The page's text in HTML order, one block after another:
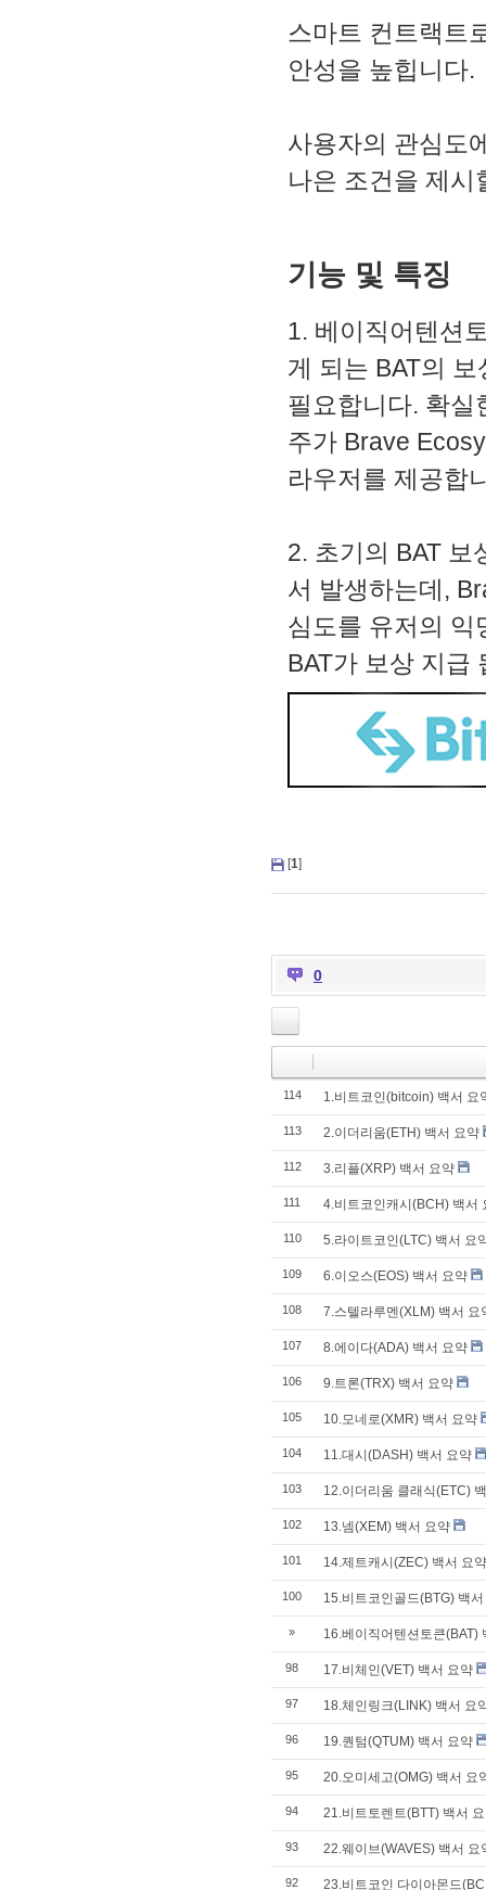
5. FIBO - 피보나치되돌림
6. IKH - 일목평균표
7. D.MOM - 듀얼 모멘텀
8. CCI - 채널지수
10. PSAR - 파라볼릭
11. DMI - 방향운동지수
12. ADX - 평균방향지수
13. ADR - 등락비율
스마트 컨트랙트
안성을 높힙니다.
사용자의 관심도
나은 조건을 제시
기능 및 특징
1. 베이직어텐션
게 되는 BAT의
필요합니다. 확실
주가 Brave
라우저를 제공합
2. 초기의 BAT 보
서 발생하는데,
심도를 유저의 익
BAT가 보상 지급
[1]
0
114 1.비트코인(bitcoin) 백서 요
113 2.이더리움(ETH) 백서 요약
112 3.리플(XRP) 백서 요약
111 4.비트코인캐시(BCH) 백서
110 5.라이트코인(LTC) 백서 요
109 6.이오스(EOS) 백서 요약
108 7.스텔라루멘(XLM) 백서 요
107 8.에이다(ADA) 백서 요약
106 9.트론(TRX) 백서 요약
105 10.모네로(XMR) 백서 요약
104 11.대시(DASH) 백서 요약
103 12.이더리움 클래식(ETC)
102 13.넴(XEM) 백서 요약
101 14.제트캐시(ZEC) 백서 요약
100 15.비트코인골드(BTG) 백
» 16.베이직어텐션토큰(BAT)
98 17.비체인(VET) 백서 요약
97 18.체인링크(LINK) 백서 요
96 19.퀀텀(QTUM) 백서 요약
95 20.오미세고(OMG) 백서 요
94 21.비트토렌트(BTT) 백서
93 22.웨이브(WAVES) 백서 요
92 23.비트코인 다이아몬드